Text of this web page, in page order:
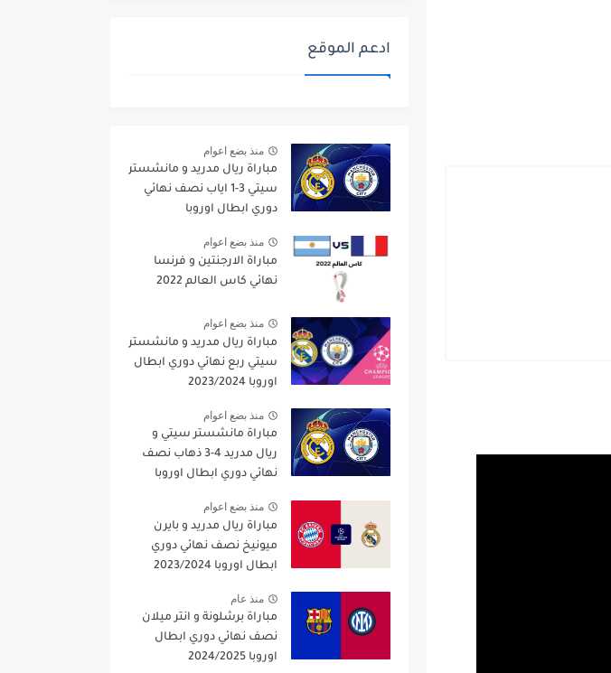
ادعم الموقع
منذ بضع اعوام
مباراة ريال مدريد و مانشستر
سيتي 3-1 اياب نصف نهائي
دوري ابطال اوروبا
منذ بضع اعوام
مباراة الارجنتين و فرنسا
نهائي كاس العالم 2022
منذ بضع اعوام
مباراة ريال مدريد و مانشستر
سيتي ربع نهائي دوري ابطال
اوروبا 2023/2024
منذ بضع اعوام
مباراة مانشستر سيتي و
ريال مدريد 4-3 ذهاب نصف
نهائي دوري ابطال اوروبا
منذ بضع اعوام
مباراة ريال مدريد و بايرن
ميونيخ نصف نهائي دوري
ابطال اوروبا 2023/2024
منذ عام
مباراة برشلونة و انتر ميلان
نصف نهائي دوري ابطال
اوروبا 2024/2025